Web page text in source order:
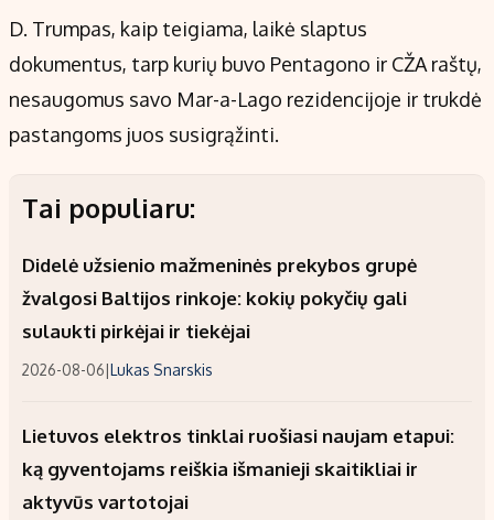
D. Trumpas, kaip teigiama, laikė slaptus
dokumentus, tarp kurių buvo Pentagono ir CŽA raštų,
nesaugomus savo Mar-a-Lago rezidencijoje ir trukdė
pastangoms juos susigrąžinti.
Tai populiaru:
Didelė užsienio mažmeninės prekybos grupė
žvalgosi Baltijos rinkoje: kokių pokyčių gali
sulaukti pirkėjai ir tiekėjai
2026-08-06|Lukas Snarskis
Lietuvos elektros tinklai ruošiasi naujam etapui:
ką gyventojams reiškia išmanieji skaitikliai ir
aktyvūs vartotojai